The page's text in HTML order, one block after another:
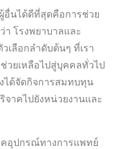
อื่นได้ดีที่สุดคือการช่วย
า โรงพยาบาลและ
เลือกลำดับต้นๆ ที่เรา
วยเหลือไปสู่บุคคลทั่วไป
ได้จัดกิจการสมทบทุน
าคไปยังหน่วยงานและ
อุปกรณ์ทางการแพทย์